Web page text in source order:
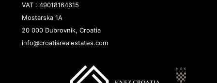
VAT : 49018164615
Mostarska 1A
20 000 Dubrovnik, Croatia
info@croatiarealestates.com